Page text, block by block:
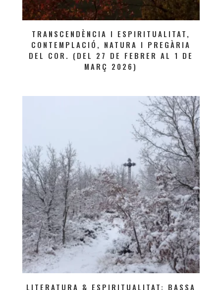
TRANSCENDÈNCIA I ESPIRITUALITAT,
CONTEMPLACIÓ, NATURA I PREGÀRIA
DEL COR. (DEL 27 DE FEBRER AL 1 DE
MARÇ 2026)
LITERATURA & ESPIRITUALITAT: BASSA